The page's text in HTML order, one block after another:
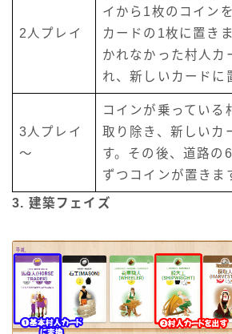
2人プレイ
イから1枚のコイン
カードの1枚に置き
かれなかった村人カ
れ、新しいカードに
3人プレイ
～
コインが乗っている
取り除き、新しいカ
す。その後、道路の
ずつコインが置きま
3. 建築フェイズ